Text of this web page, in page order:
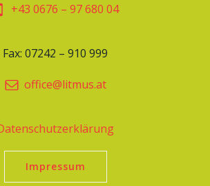
+43 0676 – 97 680 04
Fax: 07242 – 910 999
office@litmus.at
Impressum